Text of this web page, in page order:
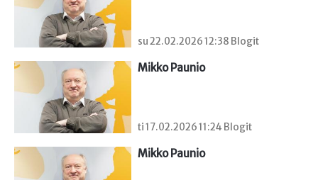
su 22.02.2026 12:38 Blogit
Mikko Paunio
ti 17.02.2026 11:24 Blogit
Mikko Paunio